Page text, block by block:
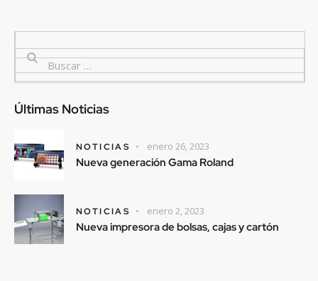
Últimas Noticias
NOTICIAS enero 26, 2023
Nueva generación Gama Roland
NOTICIAS enero 2, 2023
Nueva impresora de bolsas, cajas y cartón